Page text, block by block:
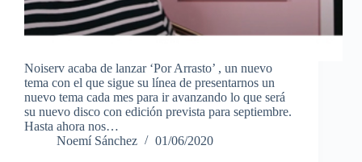
Noiserv acaba de lanzar ‘Por Arrasto’ , un nuevo
tema con el que sigue su línea de presentarnos un
nuevo tema cada mes para ir avanzando lo que será
su nuevo disco con edición prevista para septiembre.
Hasta ahora nos…
Noemí Sánchez
01/06/2020